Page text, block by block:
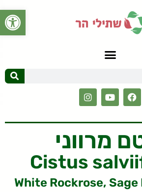
פתח
מרווני
Cistus
White Rockrose,